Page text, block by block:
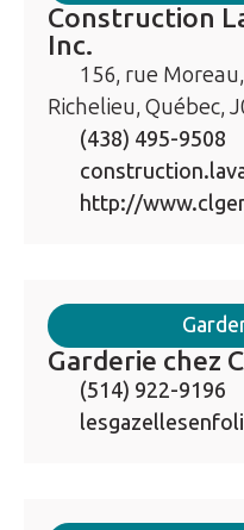
Construction
Inc.
156, rue
Richelieu, Québec,
(438) 495-9508
http://
Garderie chez
(514) 922-9196